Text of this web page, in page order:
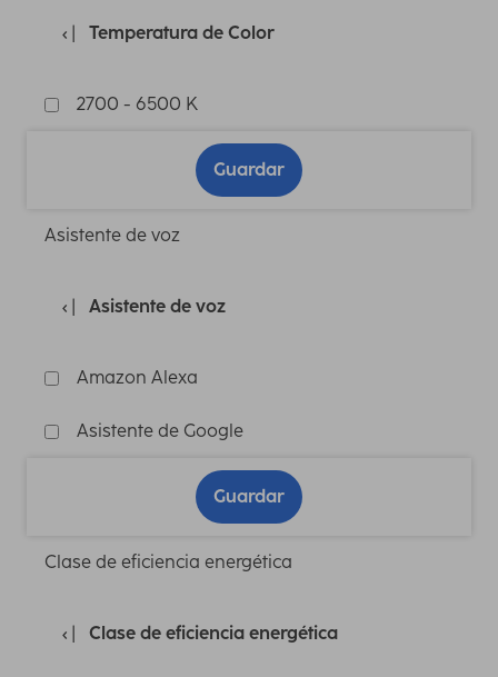
Temperatura de Color
2700 - 6500 K
Guardar
Asistente de voz
Asistente de voz
Amazon Alexa
Asistente de Google
Guardar
Clase de eficiencia energética
Clase de eficiencia energética